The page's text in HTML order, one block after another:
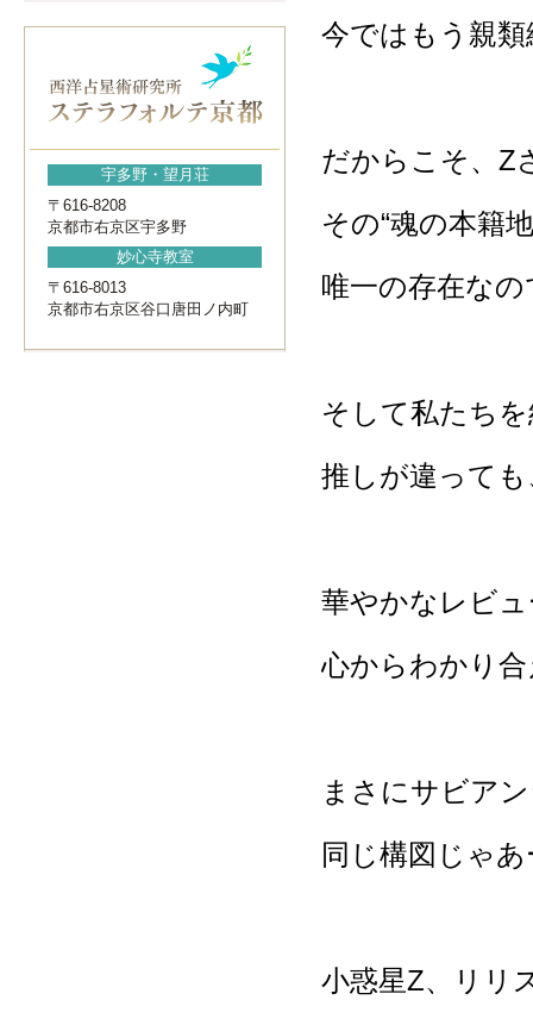
宇多野・望月荘
〒616-8208
京都市右京区宇多野
妙心寺教室
〒616-8013
京都市右京区谷口唐田ノ内町
今ではもう親
だからこそ、Z
その“魂の本籍
唯一の存在な
そして私たち
推しが違って
華やかなレビ
心からわかり
まさにサビア
同じ構図じゃ
小惑星Z、リリ